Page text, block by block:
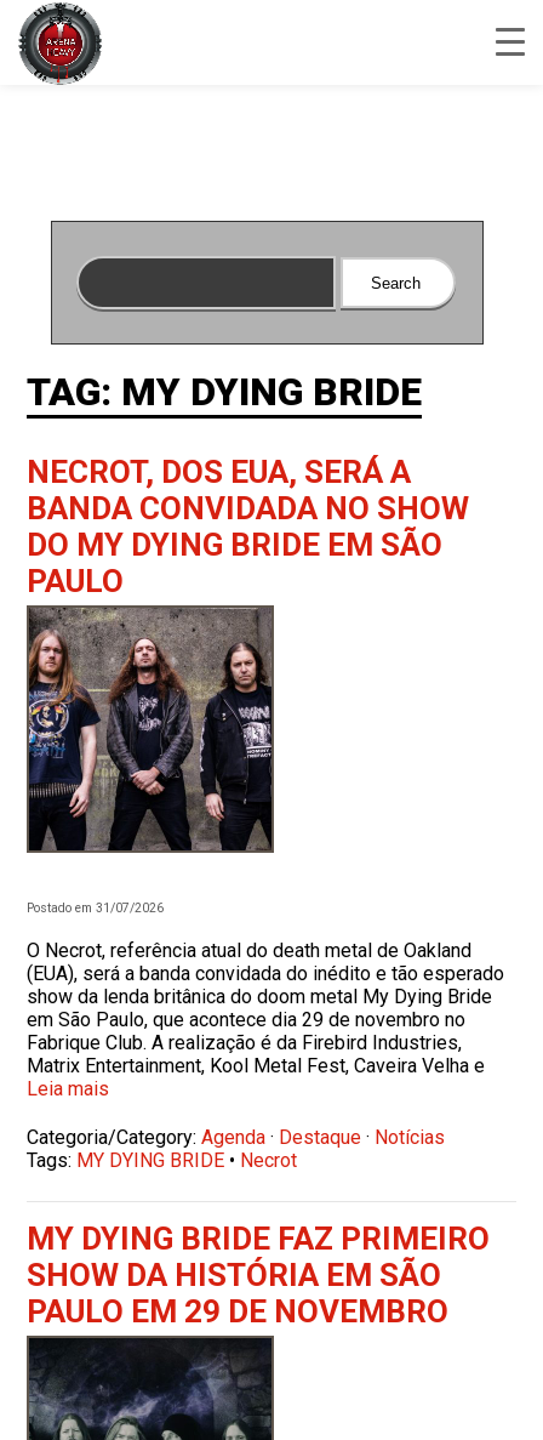
TAG: MY DYING BRIDE
NECROT, DOS EUA, SERÁ A
BANDA CONVIDADA NO SHOW
DO MY DYING BRIDE EM SÃO
PAULO
Postado em 31/07/2026
O Necrot, referência atual do death metal de Oakland
(EUA), será a banda convidada do inédito e tão esperado
show da lenda britânica do doom metal My Dying Bride
em São Paulo, que acontece dia 29 de novembro no
Fabrique Club. A realização é da Firebird Industries,
Matrix Entertainment, Kool Metal Fest, Caveira Velha e
Leia mais
Categoria/Category:Agenda · Destaque · Notícias
Tags: MY DYING BRIDE • Necrot
MY DYING BRIDE FAZ PRIMEIRO
SHOW DA HISTÓRIA EM SÃO
PAULO EM 29 DE NOVEMBRO